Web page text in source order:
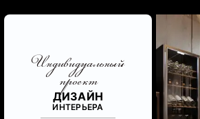
Индивидуальный
проект
ДИЗАЙН
ИНТЕРЬЕРА